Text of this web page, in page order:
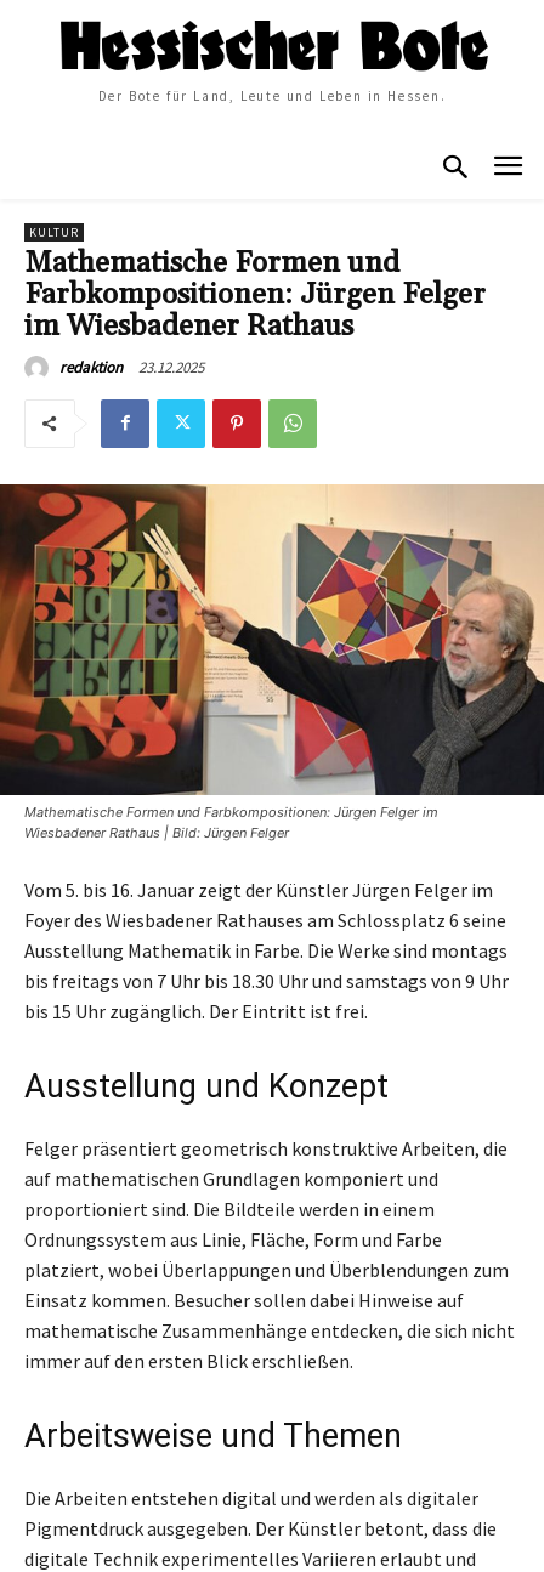
Der Bote für Land, Leute und Leben in Hessen.
KULTUR
Mathematische Formen und
Farbkompositionen: Jürgen Felger
im Wiesbadener Rathaus
redaktion 23.12.2025
Mathematische Formen und Farbkompositionen: Jürgen Felger im
Wiesbadener Rathaus | Bild: Jürgen Felger
Vom 5. bis 16. Januar zeigt der Künstler Jürgen Felger im
Foyer des Wiesbadener Rathauses am Schlossplatz 6 seine
Ausstellung Mathematik in Farbe. Die Werke sind montags
bis freitags von 7 Uhr bis 18.30 Uhr und samstags von 9 Uhr
bis 15 Uhr zugänglich. Der Eintritt ist frei.
Ausstellung und Konzept
Felger präsentiert geometrisch konstruktive Arbeiten, die
auf mathematischen Grundlagen komponiert und
proportioniert sind. Die Bildteile werden in einem
Ordnungssystem aus Linie, Fläche, Form und Farbe
platziert, wobei Überlappungen und Überblendungen zum
Einsatz kommen. Besucher sollen dabei Hinweise auf
mathematische Zusammenhänge entdecken, die sich nicht
immer auf den ersten Blick erschließen.
Arbeitsweise und Themen
Die Arbeiten entstehen digital und werden als digitaler
Pigmentdruck ausgegeben. Der Künstler betont, dass die
digitale Technik experimentelles Variieren erlaubt und